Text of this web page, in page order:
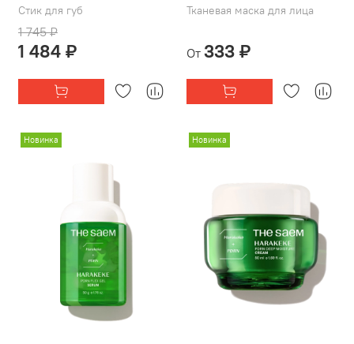
Стик для губ
1 745 ₽
1 484 ₽
Тканевая маска для лица
От 333 ₽
Новинка Новинка